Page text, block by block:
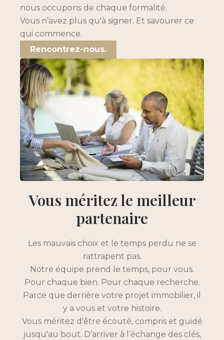
nous occupons de chaque formalité.
Vous n’avez plus qu'à signer. Et savourer ce
qui commence.
Rencontrez-nous.
Vous méritez le meilleur
partenaire
Les mauvais choix et le temps perdu ne se
rattrapent pas.
Notre équipe prend le temps, pour vous.
Pour chaque bien. Pour chaque recherche.
Parce que derrière votre projet immobilier, il
y a vous et votre histoire.
Vous méritez d'être écouté, compris et guidé
jusqu'au bout. D’arriver à l’échange des clés,